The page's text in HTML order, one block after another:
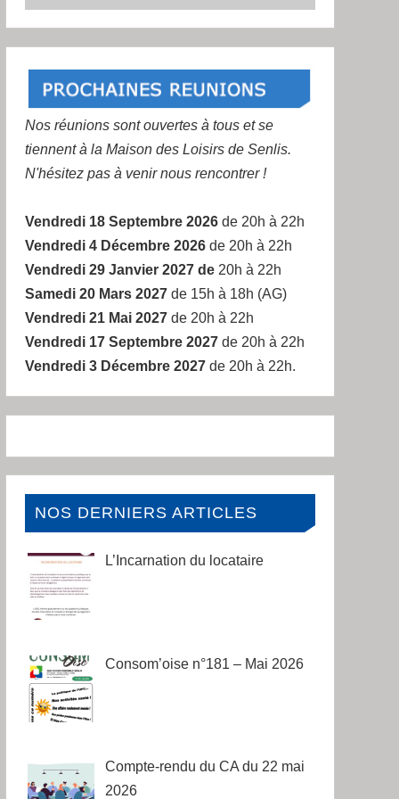
Nos réunions sont ouvertes à tous et se
tiennent à la Maison des Loisirs de Senlis.
N'hésitez pas à venir nous rencontrer !
Vendredi 18 Septembre 2026de 20h à 22h
Vendredi 4 Décembre 2026de 20h à 22h
Vendredi 29 Janvier 2027 de20h à 22h
Samedi 20 Mars 2027de 15h à 18h (AG)
Vendredi 21 Mai 2027de 20h à 22h
Vendredi 17 Septembre 2027de 20h à 22h
Vendredi 3 Décembre 2027de 20h à 22h.
NOS DERNIERS ARTICLES
L’Incarnation du locataire
Consom’oise n°181 – Mai 2026
Compte-rendu du CA du 22 mai
2026